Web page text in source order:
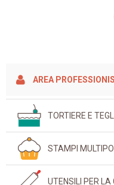
AREA
TORTIERE E
STAMPI
UTENSILI PER LA